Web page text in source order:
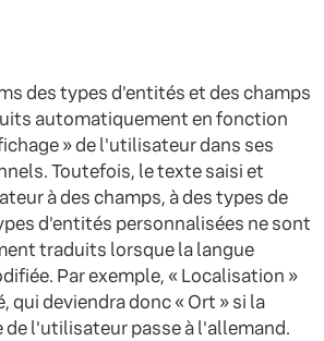
des types d'entités et des champs
automatiquement en fonction
» de l'utilisateur dans ses
Toutefois, le texte saisi et
à des champs, à des types de
d'entités personnalisées ne sont
traduits lorsque la langue
Par exemple, « Localisation »
qui deviendra donc « Ort » si la
de l'utilisateur passe à l'allemand.